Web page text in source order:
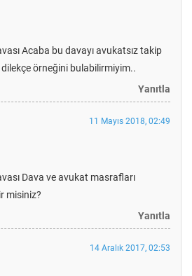
Acaba bu davayı avukatsız takip
örneğini bulabilirmiyim..
Yanıtla
11 Mayıs 2018, 02:49
Dava ve avukat masrafları
misiniz?
Yanıtla
14 Aralık 2017, 02:53